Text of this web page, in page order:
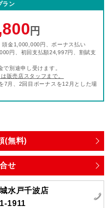
ラン
円
頭金1,000,000円、ボーナス払い
円、初回支払額24,997円、割賦支
で別途申し受けます。
販売店スタッフまで。
7月、2回目ボーナスを12月とした場
(無料)
せ
水戸千波店
1911